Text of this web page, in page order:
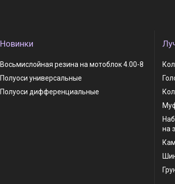
Новинки
Восьмислойная резина на мотоблок 4.00-8
Полуоси универсальные
Полуоси дифференциальные
на